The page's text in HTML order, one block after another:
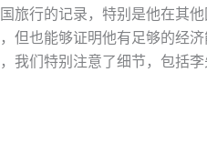
旅行的记录，特别是他在其
也能够证明他有足够的经济
我们特别注意了细节，包括